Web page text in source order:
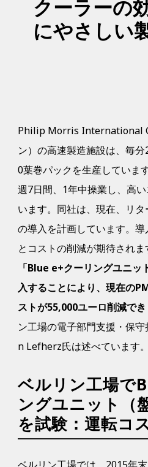
クーラーの
にやさしい
Philip Morris International
ン）の高速製造施設は、毎
0葉巻パックを生産していま
週7日間、1年中操業し、高
います。同社は、現在、リ
の導入を計画しています。
とコストの削減が期待されま
「Blue e+クーリングユニッ
入することにより、現在の
ストが55,000ユーロ削減でき
ン工場の電子部門支援・保
n Lefherz氏は述べています。
ベルリン工場で
ングユニット（
を試験：運転コ